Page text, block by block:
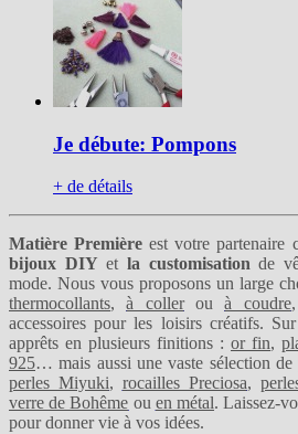
Je débute: Pompons
+ de détails
Matière Première est votre partenaire
bijoux DIY etla customisation de
mode. Nous vous proposons un large
thermocollants,à collerouà coudre
accessoires pour les loisirs créatifs.
apprêts en plusieurs finitions : or fin,
925… mais aussi une vaste sélection de
perles Miyuki, rocailles Preciosa,
verre de Bohême ou en métal. Laissez-
pour donner vie à vos idées.